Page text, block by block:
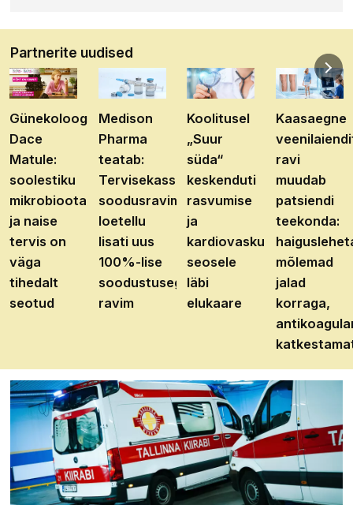
Partnerite uudised
Günekoloog
Dace
Matule:
soolestiku
mikrobioota
ja naise
tervis on
väga
tihedalt
seotud
Medison
Pharma
teatab:
Tervisekassa
soodusravimite
loetellu
lisati uus
100%-lise
soodustusega
ravim
Koolitusel
„Suur
süda“
keskenduti
rasvumise
ja
kardiovaskulaarhaiguste
seosele
läbi
elukaare
Kaasaegne
ravi
muudab
patsiendi
teekonda:
mõlemad
jalad
korraga,